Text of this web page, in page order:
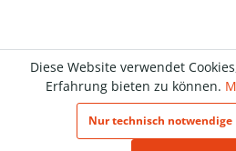
Diese Website verwendet
Erfahrung bieten zu können.
Nur technisch notwendige